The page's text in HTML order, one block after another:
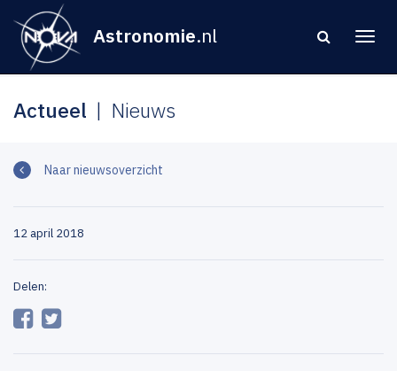
Astronomie.nl
Actueel Nieuws
Naar nieuwsoverzicht
12 april 2018
Delen: